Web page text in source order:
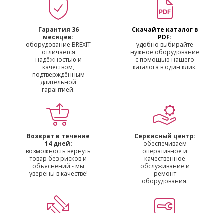
Гарантия 36
месяцев:
оборудование BREXIT
отличается
надёжностью и
качеством,
подтверждённым
длительной
гарантией.
Скачайте каталог в
PDF:
удобно выбирайте
нужное оборудование
с помощью нашего
каталога в один клик.
Возврат в течение
14 дней:
возможность вернуть
товар без рисков и
объяснений - мы
уверены в качестве!
Сервисный центр:
обеспечиваем
оперативное и
качественное
обслуживание и
ремонт
оборудования.